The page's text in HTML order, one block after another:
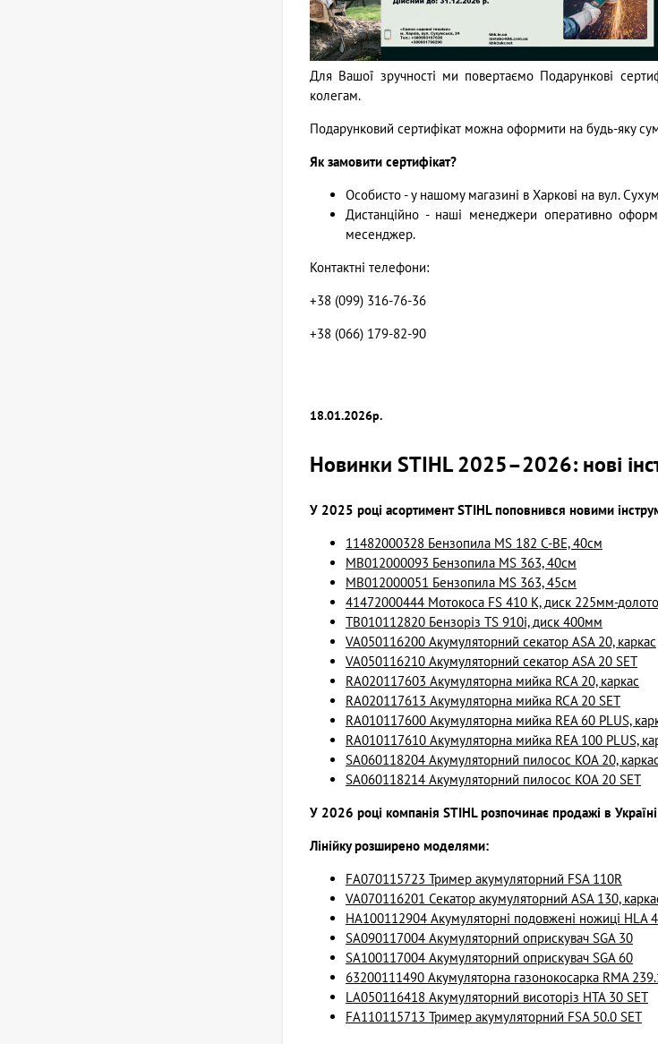
Для Вашої зручності ми повертаємо Подарункові
колегам.
Подарунковий сертифікат можна оформити на будь-яку
Як замовити сертифікат?
Особисто - у нашому магазині в Харкові на вул.
Дистанційно - наші менеджери оперативно
месенджер.
Контактні телефони:
+38 (099) 316-76-36
+38 (066) 179-82-90
18.01.2026р.
Новинки STIHL 2025–2026: нові
У 2025 році асортимент STIHL поповнився новими
11482000328 Бензопила MS 182 C-BE, 40см
MB012000093 Бензопила MS 363, 40см
MB012000051 Бензопила MS 363, 45см
41472000444 Мотокоса FS 410 K, диск 225мм-долото
TB010112820 Бензоріз TS 910i, диск 400мм
VA050116200 Акумуляторний секатор ASA 20, каркас
VA050116210 Акумуляторний секатор ASA 20 SET
RA020117603 Акумуляторна мийка RCA 20, каркас
RA020117613 Акумуляторна мийка RCA 20 SET
RA010117600 Акумуляторна мийка REA 60 PLUS,
RA010117610 Акумуляторна мийка REA 100 PLUS,
SA060118204 Акумуляторний пилосос KOA 20, каркас
SA060118214 Акумуляторний пилосос KOA 20 SET
У 2026 році компанія STIHL розпочинає продажі в Україні
Лінійку розширено моделями:
FA070115723 Тример акумуляторний FSA 110R
VA070116201 Секатор акумуляторний ASA 130,
HA100112904 Акумуляторні подовжені ножиці HLA
SA090117004 Акумуляторний оприскувач SGA 30
SA100117004 Акумуляторний оприскувач SGA 60
63200111490 Акумуляторна газонокосарка RMA
LA050116418 Акумуляторний висоторіз HTA 30 SET
FA110115713 Тример акумуляторний FSA 50.0 SET